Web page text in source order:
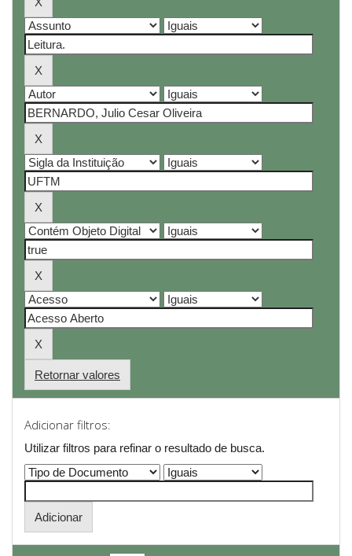
Retornar valores
Adicionar filtros:
Utilizar filtros para refinar o resultado de busca.